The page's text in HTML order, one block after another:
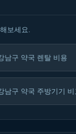
보세요.
남구 약국 렌탈 비용
남구 약국 주방기기 비